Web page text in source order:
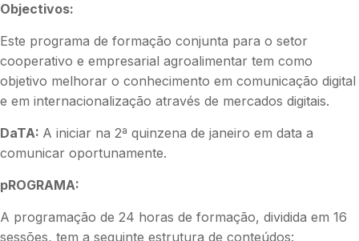
Objectivos:
Este programa de formação conjunta para o setor
cooperativo e empresarial agroalimentar tem como
objetivo melhorar o conhecimento em comunicação digital
e em internacionalização através de mercados digitais.
DaTA: A iniciar na 2ª quinzena de janeiro em data a
comunicar oportunamente.
pROGRAMA:
A programação de 24 horas de formação, dividida em 16
sessões, tem a seguinte estrutura de conteúdos: